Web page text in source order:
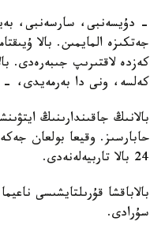
- دۇيسەنبى، سارسەنبى،
جەتكىزە المايمىن. بالا
كەزدە لاقتىرىپ جىبەرەدى.
كەلسە، ونى دا بەرمەيدى، -
بالانىڭ جاقىندارىنىڭ
حابارسىز. وقيعا بولعان
24 بالا تاربيەلەنەدى.
بالاباقشا قۇرىلتايشىسى
سۇرادى.